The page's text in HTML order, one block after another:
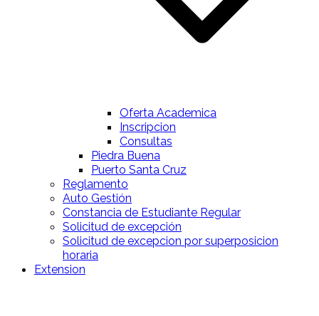
Oferta Academica
Inscripcion
Consultas
Piedra Buena
Puerto Santa Cruz
Reglamento
Auto Gestión
Constancia de Estudiante Regular
Solicitud de excepción
Solicitud de excepcion por superposicion
horaria
Extension